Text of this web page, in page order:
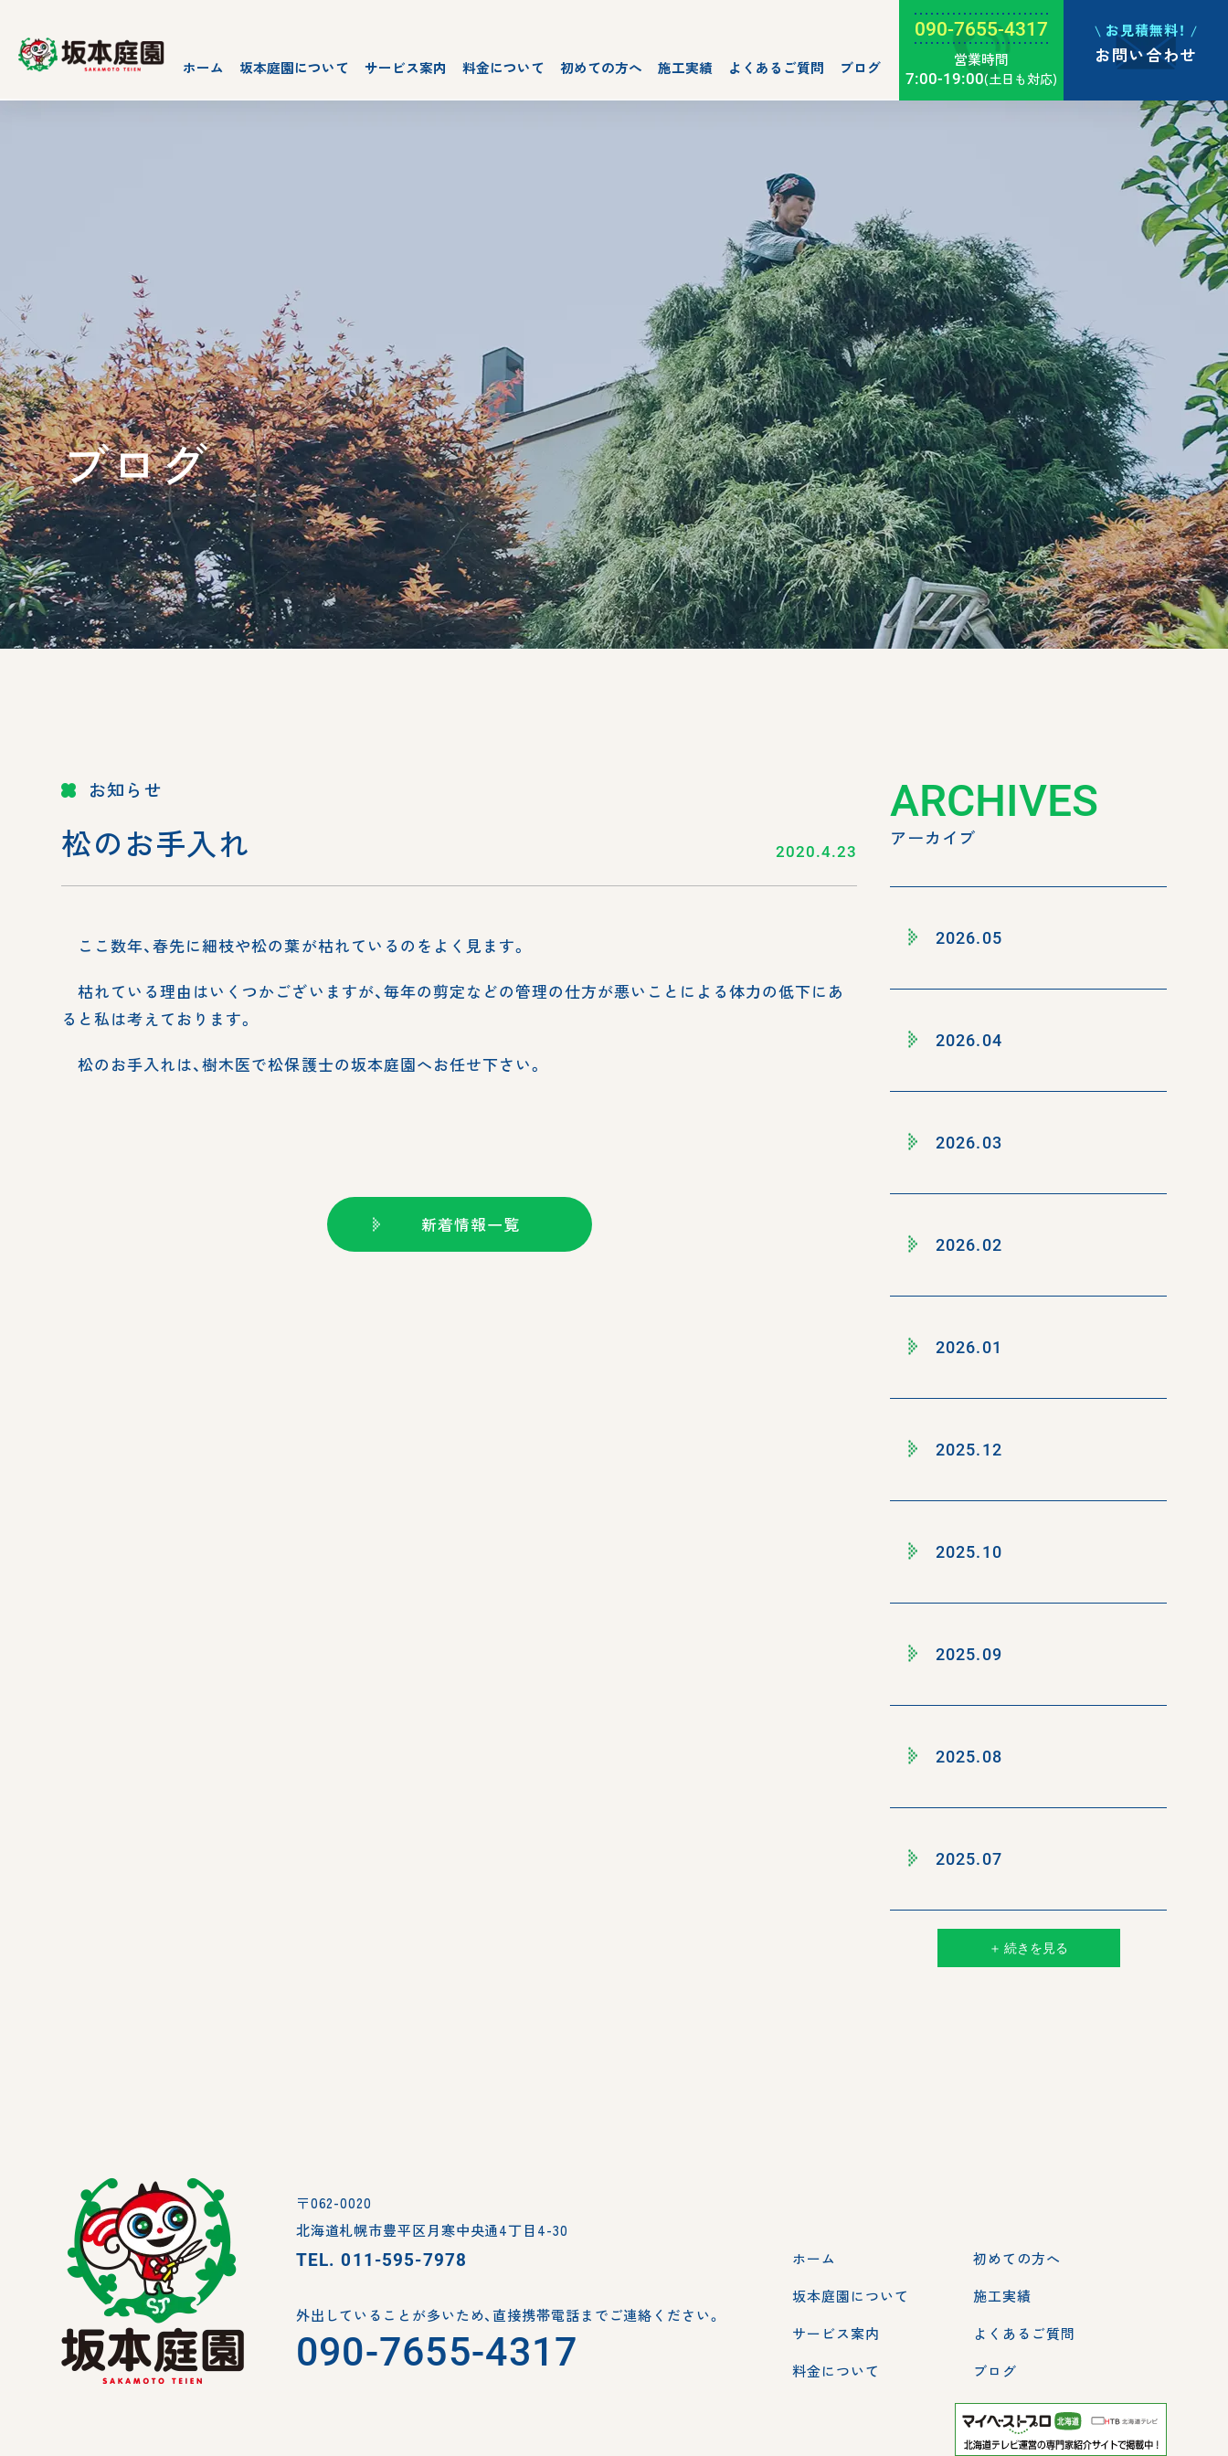
ホーム 坂本庭園について サービス案内 料金について 初めての方へ 施工実績 よくあるご質問 ブログ
090-7655-4317
営業時間
7:00-19:00(土日も対応)
お見積無料！
お問い合わせ
ブログ
お知らせ
2020.4.23
松のお手入れ
ここ数年、春先に細枝や松の葉が枯れているのをよく見ます。
枯れている理由はいくつかございますが、毎年の剪定などの管理の仕方が悪いことによる体力の低下にあ
ると私は考えております。
松のお手入れは、樹木医で松保護士の坂本庭園へお任せ下さい。
新着情報一覧
ARCHIVES
アーカイブ
2026.05
2026.04
2026.03
2026.02
2026.01
2025.12
2025.10
2025.09
2025.08
2025.07
＋ 続きを見る
〒062-0020
北海道札幌市豊平区月寒中央通4丁目4-30
TEL.011-595-7978
外出していることが多いため、 直接携帯電話までご連絡ください。
090-7655-4317
ホーム
坂本庭園について
サービス案内
料金について
初めての方へ
施工実績
よくあるご質問
ブログ